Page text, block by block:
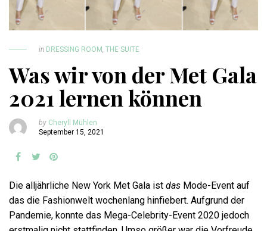
in DRESSING ROOM, THE SUITE
Was wir von der Met Gala
2021 lernen können
by Cheryll Mühlen
September 15, 2021
Die alljährliche New York Met Gala ist das Mode-Event auf
das die Fashionwelt wochenlang hinfiebert. Aufgrund der
Pandemie, konnte das Mega-Celebrity-Event 2020 jedoch